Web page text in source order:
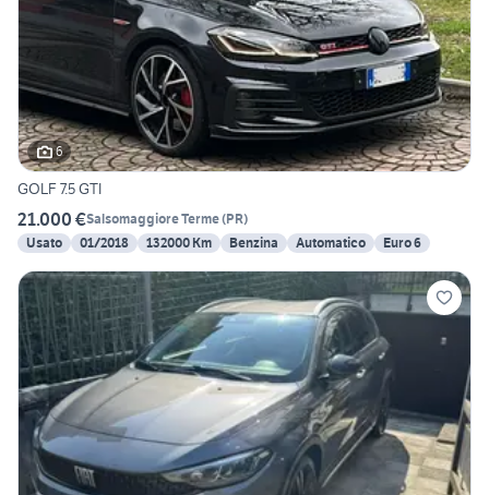
6
GOLF 7.5 GTI
21.000 €Salsomaggiore Terme(PR)
Usato
01/2018 132000 Km Benzina Automatico Euro 6